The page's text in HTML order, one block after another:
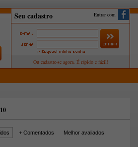
Entrar com
+ Comentados Melhor avaliados